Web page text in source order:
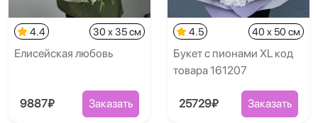
4.4 30 x 35 см
Елисейская любовь
9887₽ Заказать
4.5 40 x 50 см
Букет с пионами XL код
товара 161207
25729₽ Заказать